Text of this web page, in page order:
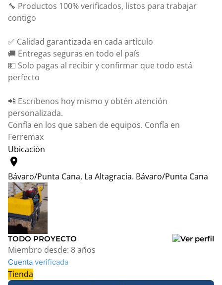
🔧 Productos 100% verificados, listos para trabajar
contigo
✅ Calidad garantizada en cada artículo
🚚 Entregas seguras en todo el país
💵 Solo pagas al recibir y confirmar que todo está
perfecto
📲 Escríbenos hoy mismo y obtén atención
personalizada.
Confía en los que saben de equipos. Confía en
Ferremax
Ubicación
location_on
Bávaro/Punta Cana, La Altagracia. Bávaro/Punta Cana
+
−
Leaflet |© OpenStreetMap contributors
TODO PROYECTO
Miembro desde: 8 años
Cuenta verificada
Tienda